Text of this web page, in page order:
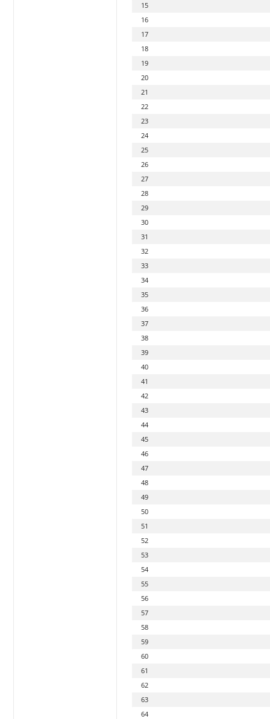
15
16
17
18
19
20
21
22
23
24
25
26
27
28
29
30
31
32
33
34
35
36
37
38
39
40
41
42
43
44
45
46
47
48
49
50
51
52
53
54
55
56
57
58
59
60
61
62
63
64